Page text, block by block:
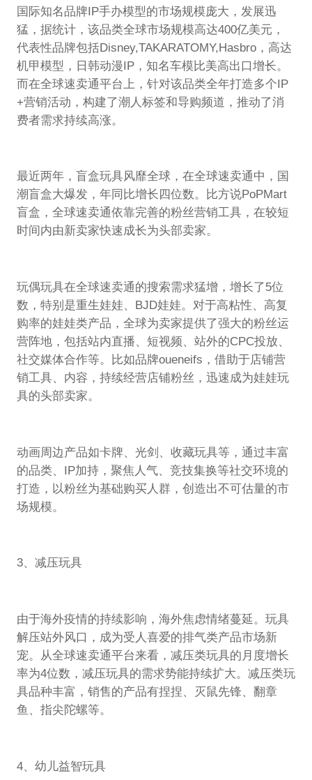
国际知名品牌IP手办模型的市场规模庞大，发展迅
猛，据统计，该品类全球市场规模高达400亿美元，
代表性品牌包括Disney,TAKARATOMY,Hasbro，高达
机甲模型，日韩动漫IP，知名车模比美高出口增长。
而在全球速卖通平台上，针对该品类全年打造多个IP
+营销活动，构建了潮人标签和导购频道，推动了消
费者需求持续高涨。
最近两年，盲盒玩具风靡全球，在全球速卖通中，国
潮盲盒大爆发，年同比增长四位数。比方说PoPMart
盲盒，全球速卖通依靠完善的粉丝营销工具，在较短
时间内由新卖家快速成长为头部卖家。
玩偶玩具在全球速卖通的搜索需求猛增，增长了5位
数，特别是重生娃娃、BJD娃娃。对于高粘性、高复
购率的娃娃类产品，全球为卖家提供了强大的粉丝运
营阵地，包括站内直播、短视频、站外的CPC投放、
社交媒体合作等。比如品牌oueneifs，借助于店铺营
销工具、内容，持续经营店铺粉丝，迅速成为娃娃玩
具的头部卖家。
动画周边产品如卡牌、光剑、收藏玩具等，通过丰富
的品类、IP加持，聚焦人气、竞技集换等社交环境的
打造，以粉丝为基础购买人群，创造出不可估量的市
场规模。
3、减压玩具
由于海外疫情的持续影响，海外焦虑情绪蔓延。玩具
解压站外风口，成为受人喜爱的排气类产品市场新
宠。从全球速卖通平台来看，减压类玩具的月度增长
率为4位数，减压玩具的需求势能持续扩大。减压类玩
具品种丰富，销售的产品有捏捏、灭鼠先锋、翻章
鱼、指尖陀螺等。
4、幼儿益智玩具